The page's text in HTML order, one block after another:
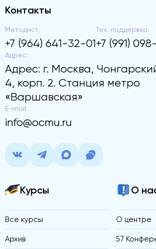
Контакты
Методист:
+7 (964) 641-32-01
Тех. поддержка:
+7 (991)
Адрес:
Адрес: г. Москва,
4, корп. 2. Станция метро
«Варшавская»
E-mail:
info@ocmu.ru
Курсы
Все курсы
Архив
О
О центре
57